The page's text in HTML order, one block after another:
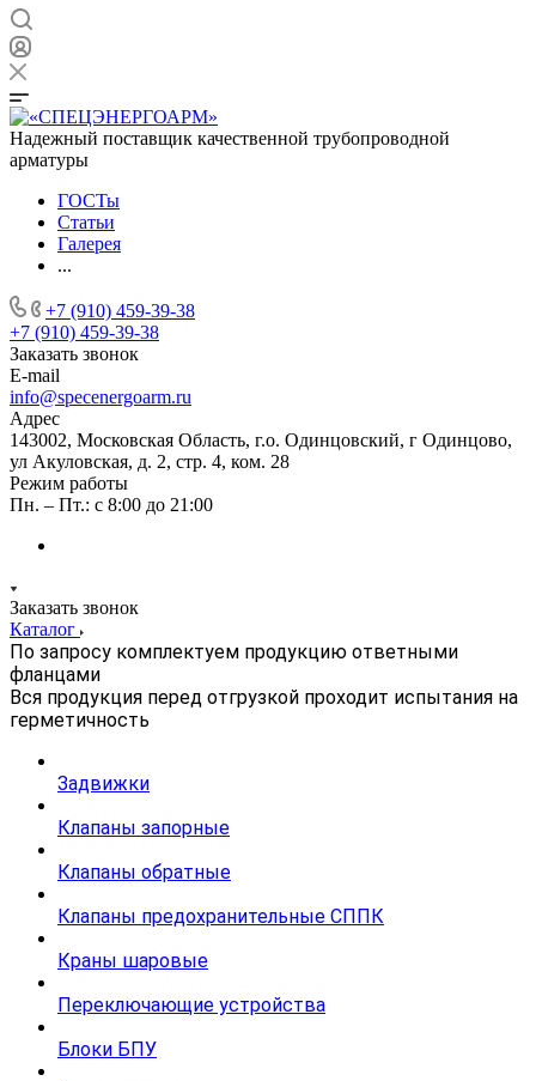
Надежный поставщик качественной трубопроводной
арматуры
ГОСТы
Статьи
Галерея
...
+7 (910) 459-39-38
+7 (910) 459-39-38
Заказать звонок
E-mail
info@specenergoarm.ru
Адрес
143002, Московская Область, г.о. Одинцовский, г Одинцово,
ул Акуловская, д. 2, стр. 4, ком. 28
Режим работы
Пн. – Пт.: с 8:00 до 21:00
Заказать звонок
Каталог
По запросу комплектуем продукцию ответными
фланцами
Вся продукция перед отгрузкой проходит испытания на
герметичность
Задвижки
Клапаны запорные
Клапаны обратные
Клапаны предохранительные СППК
Краны шаровые
Переключающие устройства
Блоки БПУ